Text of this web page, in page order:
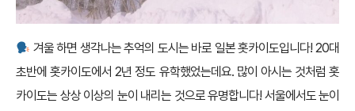
겨울 하면 생각나는 추억의 도시는 바로 일본 홋카이도입니다! 20대
초반에 홋카이도에서 2년 정도 유학했었는데요. 많이 아시는 것처럼 홋
카이도는 상상 이상의 눈이 내리는 것으로 유명합니다! 서울에서도 눈이